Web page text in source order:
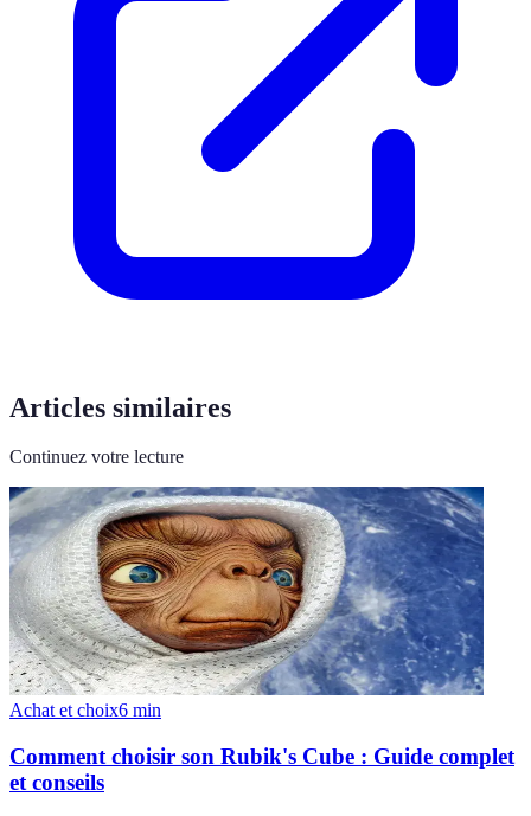
Articles similaires
Continuez votre lecture
Achat et choix6 min
Comment choisir son Rubik's Cube : Guide complet
et conseils